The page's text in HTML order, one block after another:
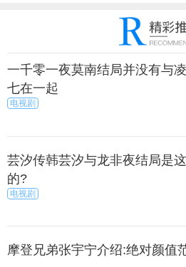
四：一本正经好奇的进行搭
：你喜欢小马吗？（停顿
孩常被我欺负，她一见到小
邻居小女孩，我叫她做刁蛮小
为一点鸡毛蒜皮的事情吵架
啊，特别是鼻子。除了让对
讪，还今儿夸奖了对方，一举两
五：挖坑式轰炸。
打招呼方式要分开进行，在对
一千零一夜莫南结局并没有与
七在一起
电视剧
芸汐传韩芸汐与龙非夜结局是
的?
电视剧
摩登兄弟张宇宁介绍:绝对颜值